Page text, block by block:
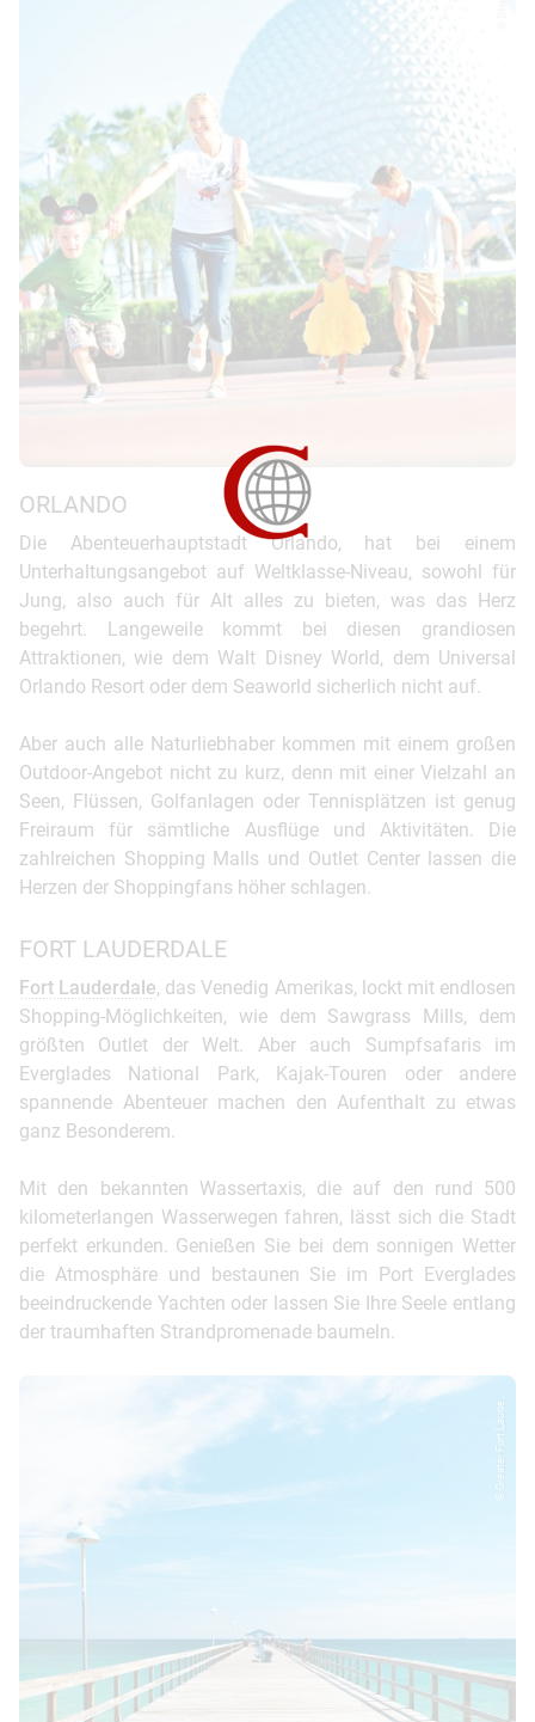
ORLANDO
Die Abenteuerhauptstadt Orlando, hat bei einem
Unterhaltungsangebot auf Weltklasse-Niveau, sowohl für
Jung, also auch für Alt alles zu bieten, was das Herz
begehrt. Langeweile kommt bei diesen grandiosen
Attraktionen, wie dem Walt Disney World, dem Universal
Orlando Resort oder dem Seaworld sicherlich nicht auf.
Aber auch alle Naturliebhaber kommen mit einem großen
Outdoor-Angebot nicht zu kurz, denn mit einer Vielzahl an
Seen, Flüssen, Golfanlagen oder Tennisplätzen ist genug
Freiraum für sämtliche Ausflüge und Aktivitäten. Die
zahlreichen Shopping Malls und Outlet Center lassen die
Herzen der Shoppingfans höher schlagen.
FORT LAUDERDALE
Fort Lauderdale, das Venedig Amerikas, lockt mit endlosen
Shopping-Möglichkeiten, wie dem Sawgrass Mills, dem
größten Outlet der Welt. Aber auch Sumpfsafaris im
Everglades National Park, Kajak-Touren oder andere
spannende Abenteuer machen den Aufenthalt zu etwas
ganz Besonderem.
Mit den bekannten Wassertaxis, die auf den rund 500
kilometerlangen Wasserwegen fahren, lässt sich die Stadt
perfekt erkunden. Genießen Sie bei dem sonnigen Wetter
die Atmosphäre und bestaunen Sie im Port Everglades
beeindruckende Yachten oder lassen Sie Ihre Seele entlang
der traumhaften Strandpromenade baumeln.
© Greater Fort Laude...